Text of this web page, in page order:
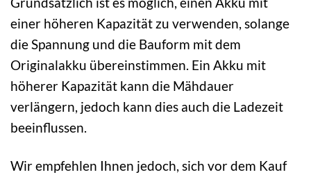
einer höheren Kapazität zu verwenden, solange
die Spannung und die Bauform mit dem
Originalakku übereinstimmen. Ein Akku mit
höherer Kapazität kann die Mähdauer
verlängern, jedoch kann dies auch die Ladezeit
beeinflussen.
Wir empfehlen Ihnen jedoch, sich vor dem Kauf